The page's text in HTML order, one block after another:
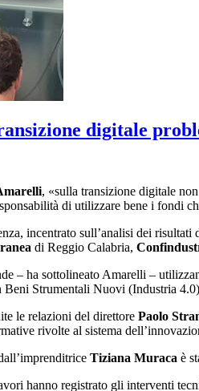
digitale
, «sulla transizione digitale
di utilizzare bene i fondi
incentrato sull’analisi dei
di Reggio Calabria,
– ha sottolineato Amarelli –
Strumentali Nuovi (Industria
le relazioni del direttore Paolo
rivolte al sistema
Tiziana Muraca è
hanno registrato gli interventi